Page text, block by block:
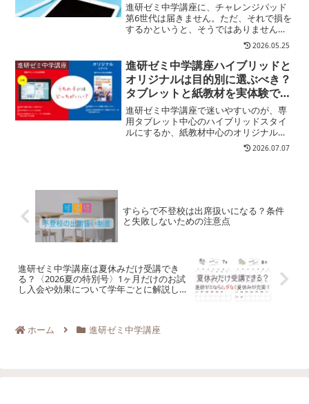
進研ゼミ中学講座に、チャレンジパッド
第6世代は届きません。ただ、それで損を
するかというと、そうではありません。
中学講座には専用タブレット（チャレン
ジパッドNext）が初回特典で実質0円で
届きます。学習機能も最新仕様と同じで
す。「第6世代でな...
2026.05.25
進研ゼミ中学講座
進研ゼミ中学講座ハイブリッドと
オリジナルは目的別に選ぶべき？
タブレットと紙教材を実体験で比
較
進研ゼミ中学講座で迷いやすいのが、専
用タブレット中心のハイブリッドスタイ
ルにするか、紙教材中心のオリジナルス
タイルにするかです。取りかかりやすさ
や短時間学習を重視するならハイブリッ
2026.07.07
すららで不登校は出席扱いになる？条件
と失敗しないための注意点
進研ゼミ中学講座は夏休みだけ受講でき
る？〈2026夏の特別号〉1ヶ月だけのお試
し入会や効果について学年ごとに解説し
ホーム 進研ゼミ中学講座